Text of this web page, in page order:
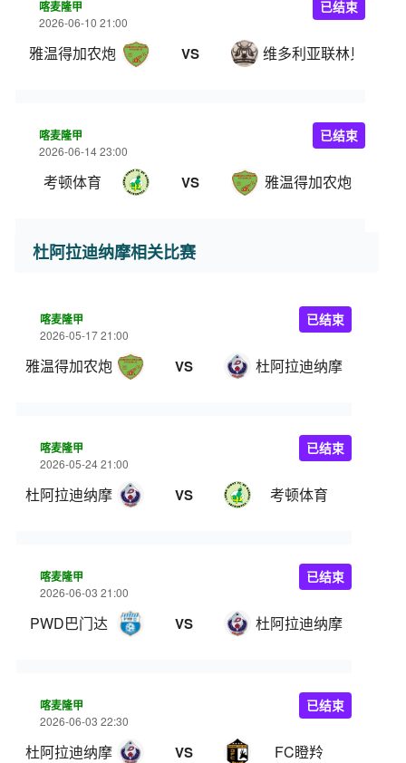
喀麦隆甲
2026-06-10 21:00
雅温得加农炮 VS 维多利亚联林贝
已结束
喀麦隆甲
2026-06-14 23:00
考顿体育 VS 雅温得加农炮
已结束
杜阿拉迪纳摩相关比赛
喀麦隆甲
2026-05-17 21:00
雅温得加农炮 VS 杜阿拉迪纳摩
已结束
喀麦隆甲
2026-05-24 21:00
杜阿拉迪纳摩 VS 考顿体育
已结束
喀麦隆甲
2026-06-03 21:00
PWD巴门达 VS 杜阿拉迪纳摩
已结束
喀麦隆甲
2026-06-03 22:30
杜阿拉迪纳摩 VS FC瞪羚
已结束